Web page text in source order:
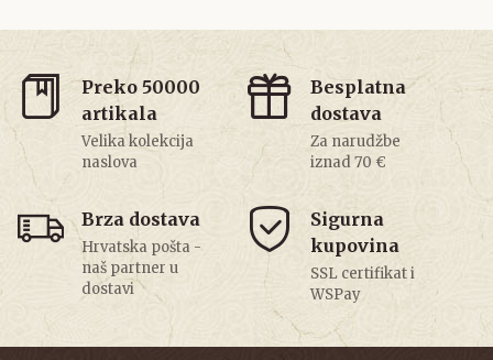
Preko 50000
artikala
Velika kolekcija
naslova
Besplatna
dostava
Za narudžbe
iznad 70 €
Brza dostava
Hrvatska pošta -
naš partner u
dostavi
Sigurna
kupovina
SSL certifikat i
WSPay